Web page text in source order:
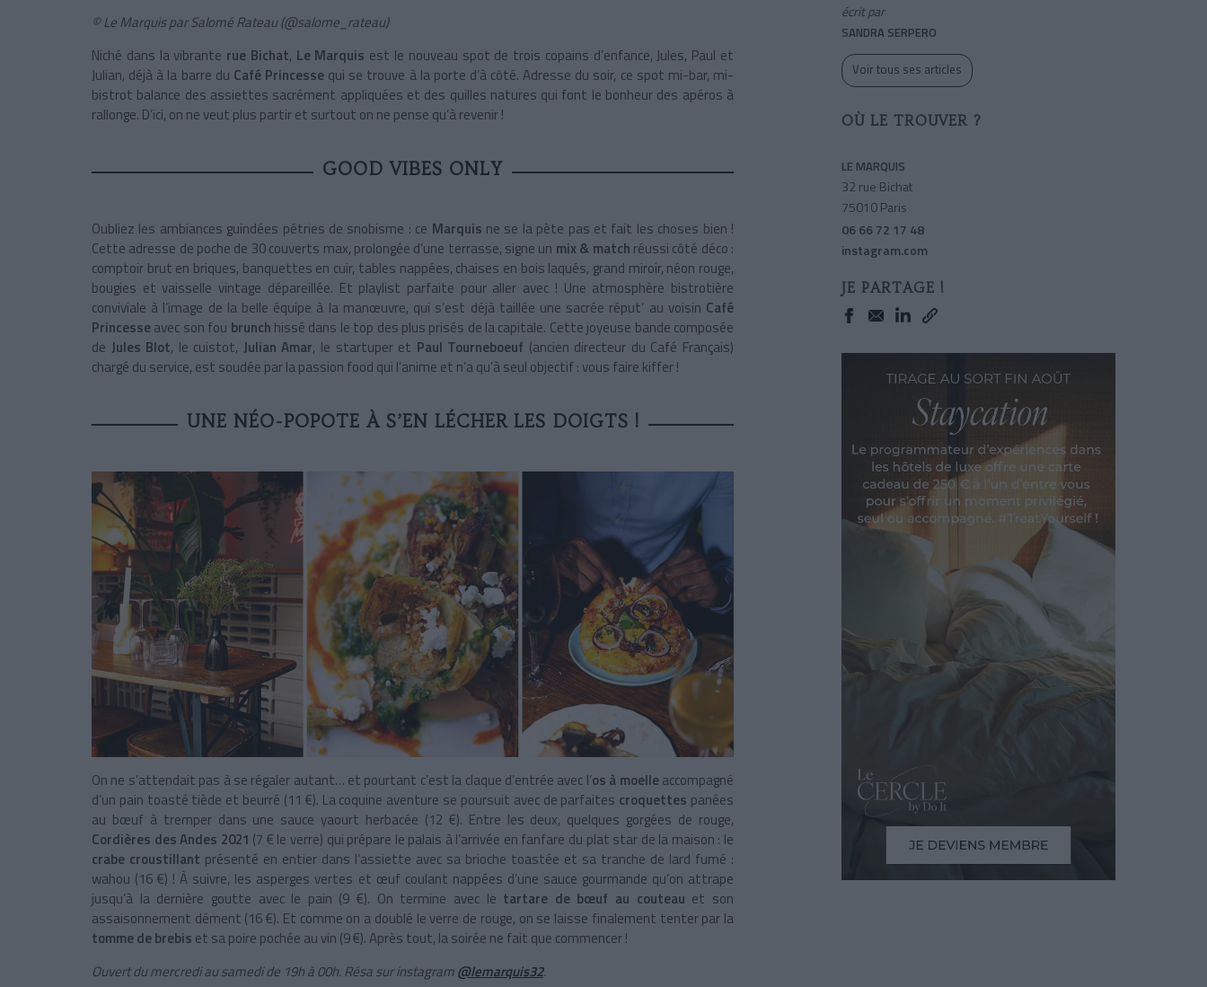
© Le Marquis par Salomé Rateau (@salome_rateau)
Niché dans la vibrante rue Bichat, Le Marquis est le nouveau spot de trois copains d’enfance, Jules, Paul et
Julian, déjà à la barre du Café Princessequi se trouve à la porte d’à côté. Adresse du soir, ce spot mi-bar, mi-
bistrot balance des assiettes sacrément appliquées et des quilles natures qui font le bonheur des apéros à
rallonge. D’ici, on ne veut plus partir et surtout on ne pense qu’à revenir !
GOOD VIBES ONLY
Oubliez les ambiances guindées pétries de snobisme : ce Marquis ne se la pète pas et fait les choses bien !
Cette adresse de poche de 30 couverts max, prolongée d’une terrasse, signe un mix & match réussi côté déco :
comptoir brut en briques, banquettes en cuir, tables nappées, chaises en bois laqués, grand miroir, néon rouge,
bougies et vaisselle vintage dépareillée. Et playlist parfaite pour aller avec ! Une atmosphère bistrotière
conviviale à l’image de la belle équipe à la manœuvre, qui s’est déjà taillée une sacrée réput’ au voisin Café
Princesseavec son fou brunch hissé dans le top des plus prisés de la capitale. Cette joyeuse bande composée
de Jules Blot, le cuistot, Julian Amar, le startuper et Paul Tourneboeuf (ancien directeur du Café Français)
chargé du service, est soudée par la passion food qui l’anime et n’a qu’à seul objectif : vous faire kiffer !
UNE NÉO-POPOTE À S’EN LÉCHER LES DOIGTS !
On ne s’attendait pas à se régaler autant… et pourtant c’est la claque d’entrée avec l’os à moelleaccompagné
d’un pain toasté tiède et beurré (11 €). La coquine aventure se poursuit avec de parfaites croquettes panées
au bœuf à tremper dans une sauce yaourt herbacée (12 €). Entre les deux, quelques gorgées de rouge,
Cordières des Andes 2021 (7 € le verre) qui prépare le palais à l’arrivée en fanfare du plat star de la maison : le
crabe croustillant présenté en entier dans l’assiette avec sa brioche toastée et sa tranche de lard fumé :
wahou (16 €) ! À suivre, les asperges vertes et œuf coulant nappées d’une sauce gourmande qu’on attrape
jusqu’à la dernière goutte avec le pain (9 €). On termine avec le tartare de bœuf au couteau et son
assaisonnement dément (16 €). Et comme on a doublé le verre de rouge, on se laisse finalement tenter par la
tomme de brebis et sa poire pochée au vin (9 €). Après tout, la soirée ne fait que commencer !
Ouvert du mercredi au samedi de 19h à 00h. Résa sur instagram@lemarquis32.
écrit par
SANDRA SERPERO
Voir tous ses articles
OÙ LE TROUVER ?
LE MARQUIS
32 rue Bichat
75010 Paris
06 66 72 17 48
instagram.com
JE PARTAGE !